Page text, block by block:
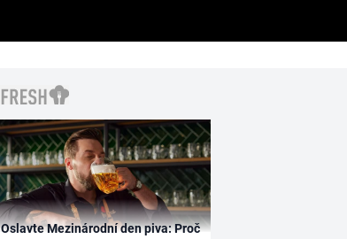
Oslavte Mezinárodní den piva: Proč